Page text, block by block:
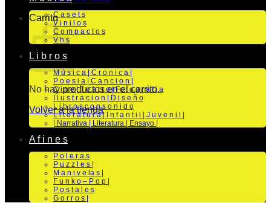
Carrito
No hay productos en el carrito.
Volver a la tienda
C a s e t s
V i n i l o s
C o m p a c t o s
V h s
L i b r o s
M ú s i c a | C r o n i c a |
P o e s i a | C a n c i o n |
C i n e | T e a t r o | Fo t o g r a f i a
I l u s t r a c i o n | D i s e ñ o
L i b r o s c o n s o n i d o
L i t e r a t u r a | I n f a n t i l | J u v e n i l |
| Narrativa | Literatura | Ensayo |
A f i n e s
P o l e r a s
P u z z l e s |
M a n i v e la s |
F u n k o – P o p |
P o s t a l e s
G o r r o s |